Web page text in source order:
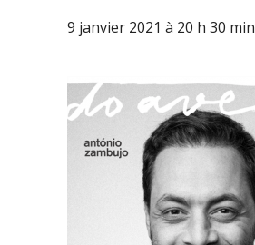
9 janvier 2021 à 20 h 30 min